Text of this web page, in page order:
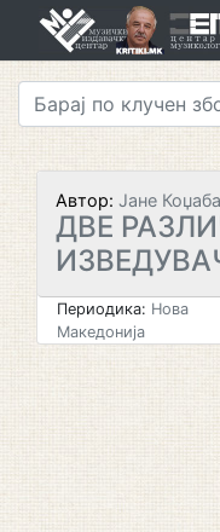
Автор: Јане
ДВЕ
Периодика: Нова
Македонија